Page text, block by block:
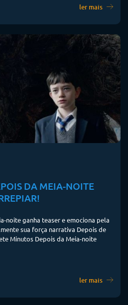
ler mais
DA MEIA-NOITE
noite ganha teaser e emociona pela
sua força narrativa Depois de
Minutos Depois da Meia-noite
ler mais